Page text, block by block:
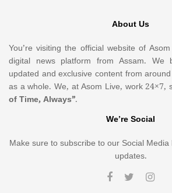
About Us
You’re visiting the official website of
digital news platform from Assam. We
updated and exclusive content from
as a whole. We, at Asom Live, work 24×7,
of Time, Always”.
We’re Social
Make sure to subscribe to our Social
updates.